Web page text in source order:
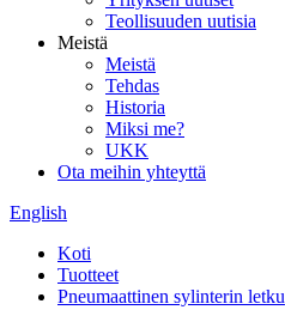
Teollisuuden uutisia
Meistä
Meistä
Tehdas
Historia
Miksi me?
UKK
Ota meihin yhteyttä
English
Koti
Tuotteet
Pneumaattinen sylinterin letku